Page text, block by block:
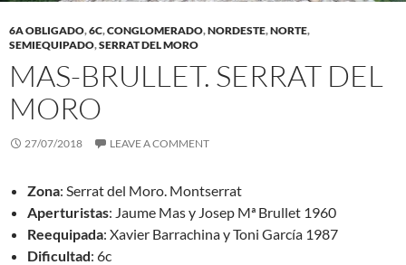
6A OBLIGADO,6C,CONGLOMERADO,NORDESTE,NORTE,
SEMIEQUIPADO,SERRAT DEL MORO
MAS-BRULLET. SERRAT DEL
MORO
27/07/2018 LEAVE A COMMENT
Zona: Serrat del Moro. Montserrat
Aperturistas: Jaume Mas y Josep Mª Brullet 1960
Reequipada: Xavier Barrachina y Toni García 1987
Dificultad: 6c